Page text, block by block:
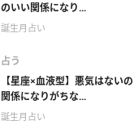
のいい関係になり...
誕生月占い
占う
【星座×血液型】悪気はない
関係になりがちな...
誕生月占い